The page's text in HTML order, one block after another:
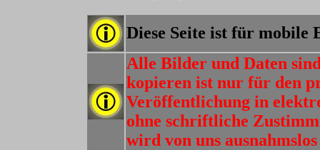
Diese Seite ist für mobile
Alle Bilder und Daten
kopieren ist nur für den
Veröffentlichung in
ohne schriftliche
wird von uns